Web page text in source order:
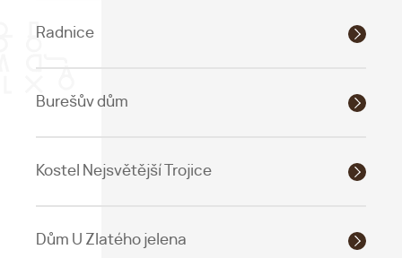
Radnice
Burešův dům
Kostel Nejsvětější Trojice
Dům U Zlatého jelena